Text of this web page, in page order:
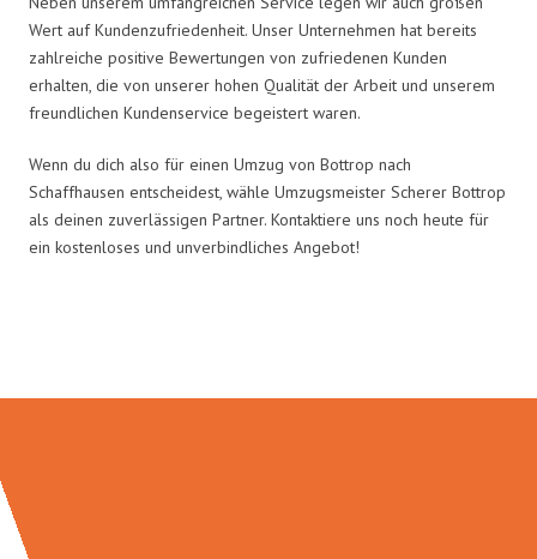
Wert auf Kundenzufriedenheit. Unser Unternehmen hat bereits
zahlreiche positive Bewertungen von zufriedenen Kunden
erhalten, die von unserer hohen Qualität der Arbeit und unserem
freundlichen Kundenservice begeistert waren.
Wenn du dich also für einen Umzug von Bottrop nach
Schaffhausen entscheidest, wähle Umzugsmeister Scherer Bottrop
als deinen zuverlässigen Partner. Kontaktiere uns noch heute für
ein kostenloses und unverbindliches Angebot!